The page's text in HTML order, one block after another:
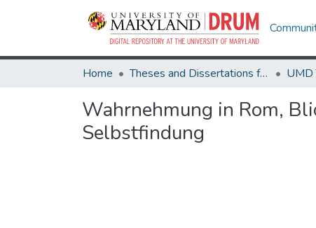
Home Theses and Dissertations from UMD
Wahrnehmung in Rom,
Selbstfindung